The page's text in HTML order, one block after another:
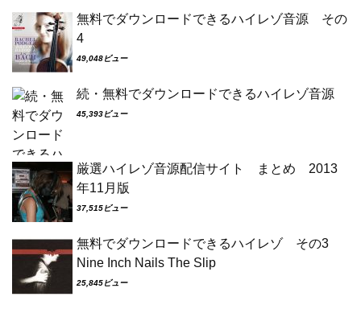
無料でダウンロードできるハイレゾ音源 その
4
49,048ビュー
続・無料でダウンロードできるハイレゾ音源
45,393ビュー
厳選ハイレゾ音源配信サイト まとめ 2013
年11月版
37,515ビュー
無料でダウンロードできるハイレゾ その3
Nine Inch Nails The Slip
25,845ビュー